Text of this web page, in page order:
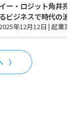
イー・ロジット角井亮一
るビジネスで時代の波
年12月12日 | 起業家イ